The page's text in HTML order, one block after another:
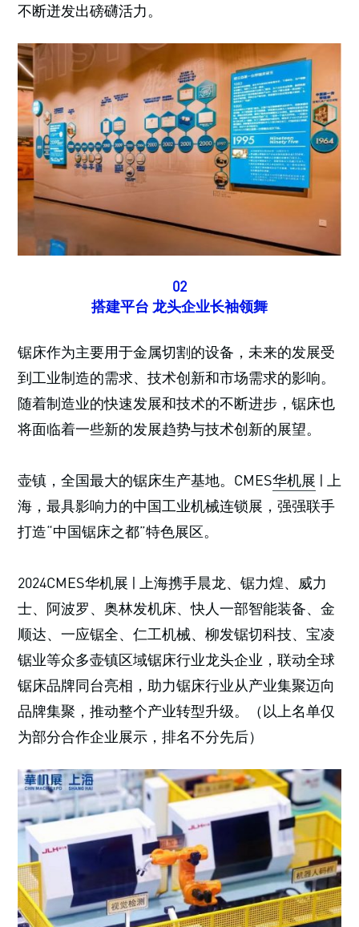
不断迸发出磅礴活力。
02
搭建平台 龙头企业长袖领舞
锯床作为主要用于金属切割的设备，未来的发展受
到工业制造的需求、技术创新和市场需求的影响。
随着制造业的快速发展和技术的不断进步，锯床也
将面临着一些新的发展趋势与技术创新的展望。
壶镇，全国最大的锯床生产基地。CMES华机展 | 上
海，最具影响力的中国工业机械连锁展，强强联手
打造“中国锯床之都”特色展区。
2024CMES华机展 | 上海携手晨龙、锯力煌、威力
士、阿波罗、奥林发机床、快人一部智能装备、金
顺达、一应锯全、仁工机械、柳发锯切科技、宝凌
锯业等众多壶镇区域锯床行业龙头企业，联动全球
锯床品牌同台亮相，助力锯床行业从产业集聚迈向
品牌集聚，推动整个产业转型升级。（以上名单仅
为部分合作企业展示，排名不分先后）